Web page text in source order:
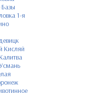
1-я
Кисляй